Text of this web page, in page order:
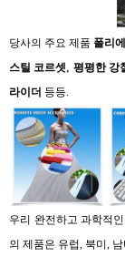
당사의 주요 제품 폴리
스틸 코르셋, 평평한 강
라이더 등등.
우리 완전하고 과학적
의 제품은 유럽, 북미,